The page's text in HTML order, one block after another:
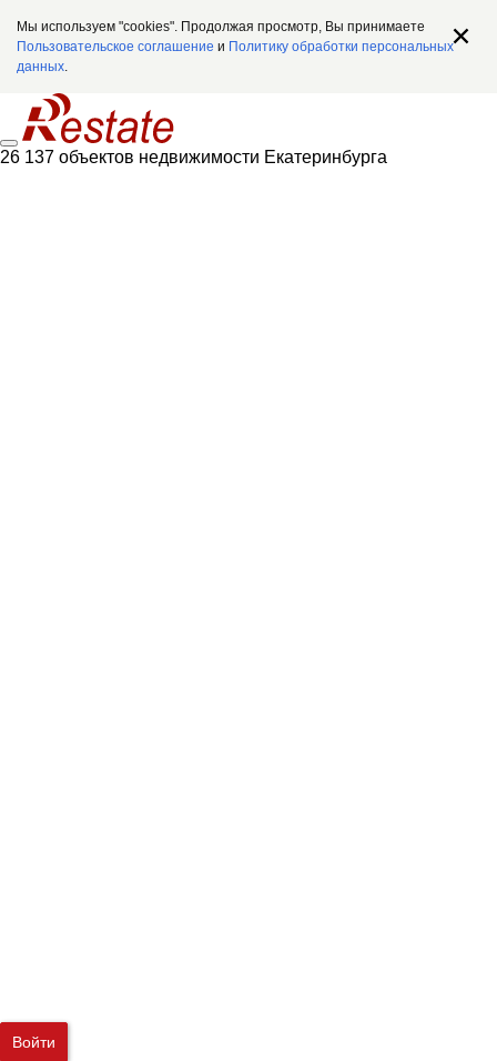
Мы используем "cookies". Продолжая просмотр, Вы принимаете
Пользовательское соглашение и Политику обработки персональных
данных.
26 137 объектов недвижимости Екатеринбурга
Войти